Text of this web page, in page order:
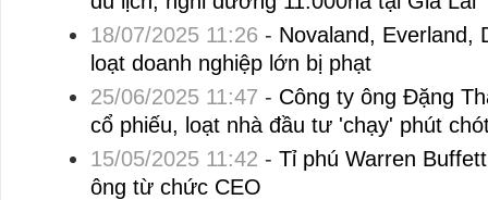
18/07/2025 11:26 - Novaland, Everland,
loạt doanh nghiệp lớn bị phạt
25/06/2025 11:47 - Công ty ông Đặng
cổ phiếu, loạt nhà đầu tư 'chạy' phút
15/05/2025 11:42 - Tỉ phú Warren
ông từ chức CEO